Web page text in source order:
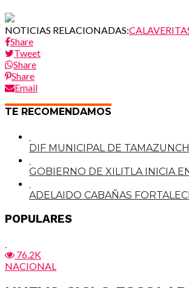
NOTICIAS RELACIONADAS:
Share
Tweet
Share
Share
Email
TE RECOMENDAMOS
DIF MUNICIPAL DE
GOBIERNO DE XILITLA INICIA
ADELAIDO CABAÑAS
POPULARES
76.2K
NACIONAL